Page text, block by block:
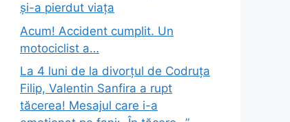
și-a pierdut viața
Acum! Accident cumplit. Un
motociclist a…
La 4 luni de la divorțul de Codruța
Filip, Valentin Sanfira a rupt
tăcerea! Mesajul care i-a